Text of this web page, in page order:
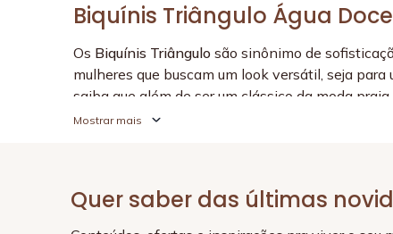
Biquínis Triângulo Água Doce
Os Biquínis Triângulo são sinônimo de
mulheres que buscam um look versátil, seja
saiba que além de ser um clássico da moda
Na Água Doce, nossos
Biquíni Triângulo Liso
Quer saber das últimas